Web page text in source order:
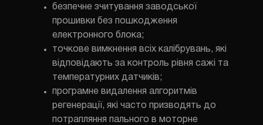
безпечне зчитування заводської
прошивки без пошкодження
електронного блока;
точкове вимкнення всіх калібрувань, які
відповідають за контроль рівня сажі та
температурних датчиків;
програмне видалення алгоритмів
регенерації, які часто призводять до
потрапляння пального в моторне